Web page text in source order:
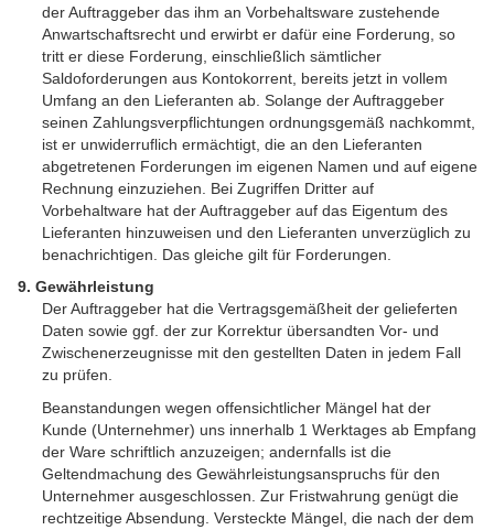
der Auftraggeber das ihm an Vorbehaltsware zustehende
Anwartschaftsrecht und erwirbt er dafür eine Forderung, so
tritt er diese Forderung, einschließlich sämtlicher
Saldoforderungen aus Kontokorrent, bereits jetzt in vollem
Umfang an den Lieferanten ab. Solange der Auftraggeber
seinen Zahlungsverpflichtungen ordnungsgemäß nachkommt,
ist er unwiderruflich ermächtigt, die an den Lieferanten
abgetretenen Forderungen im eigenen Namen und auf eigene
Rechnung einzuziehen. Bei Zugriffen Dritter auf
Vorbehaltware hat der Auftraggeber auf das Eigentum des
Lieferanten hinzuweisen und den Lieferanten unverzüglich zu
benachrichtigen. Das gleiche gilt für Forderungen.
9. Gewährleistung
Der Auftraggeber hat die Vertragsgemäßheit der gelieferten
Daten sowie ggf. der zur Korrektur übersandten Vor- und
Zwischenerzeugnisse mit den gestellten Daten in jedem Fall
zu prüfen.
Beanstandungen wegen offensichtlicher Mängel hat der
Kunde (Unternehmer) uns innerhalb 1 Werktages ab Empfang
der Ware schriftlich anzuzeigen; andernfalls ist die
Geltendmachung des Gewährleistungsanspruchs für den
Unternehmer ausgeschlossen. Zur Fristwahrung genügt die
rechtzeitige Absendung. Versteckte Mängel, die nach der dem